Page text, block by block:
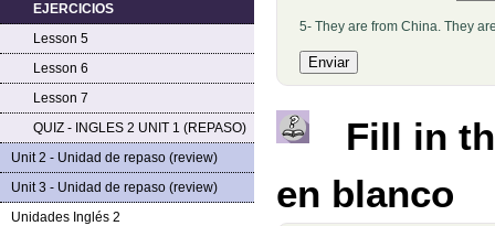
EJERCICIOS
Lesson 5
Lesson 6
Lesson 7
QUIZ - INGLES 2 UNIT 1 (REPASO)
Unit 2 - Unidad de repaso (review)
Unit 3 - Unidad de repaso (review)
Unidades Inglés 2
5- They are from China. They
Fill in
en blanco